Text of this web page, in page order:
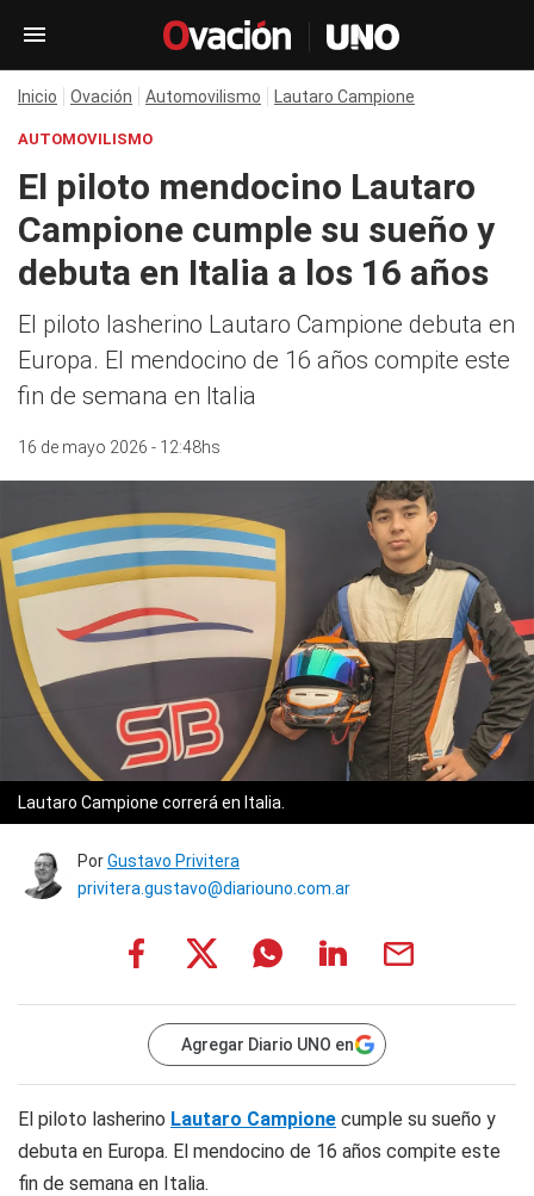
Inicio Ovación Automovilismo Lautaro Campione
AUTOMOVILISMO
El piloto mendocino Lautaro
Campione cumple su sueño y
debuta en Italia a los 16 años
El piloto lasherino Lautaro Campione debuta en
Europa. El mendocino de 16 años compite este
fin de semana en Italia
16 de mayo 2026 - 12:48hs
Lautaro Campione correrá en Italia.
PorGustavo Privitera
privitera.gustavo@diariouno.com.ar
Agregar Diario UNO en
El piloto lasherino Lautaro Campione cumple su sueño y
debuta en Europa. El mendocino de 16 años compite este
fin de semana en Italia.